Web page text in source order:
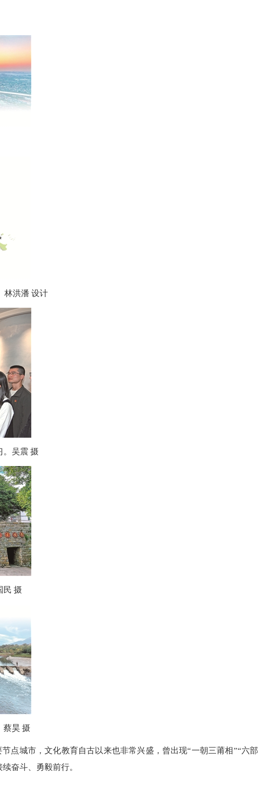
林洪潘 设计
。吴震 摄
民 摄
蔡昊 摄
点城市，文化教育自古以来也非常兴盛，曾出现“一朝三莆相”“六部
奋斗、勇毅前行。